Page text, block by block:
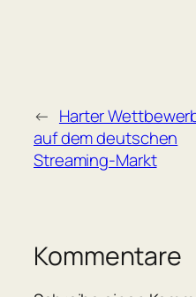
← Harter
auf dem deutschen
Streaming-Markt
Kommentare